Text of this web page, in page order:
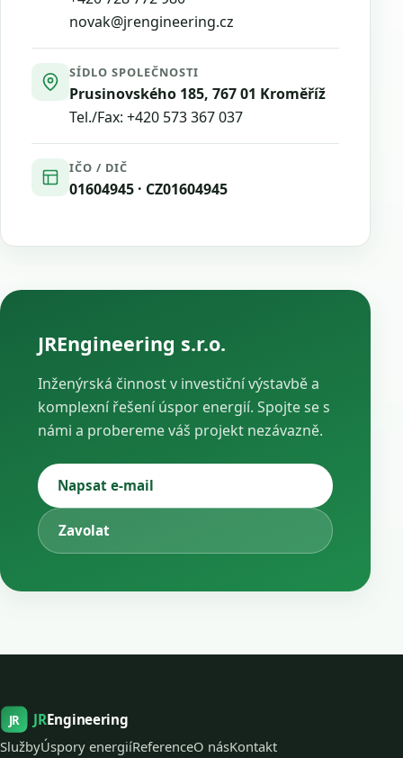
novak@jrengineering.cz
SÍDLO SPOLEČNOSTI
Prusinovského 185, 767 01 Kroměříž
Tel./Fax: +420 573 367 037
IČO / DIČ
01604945 · CZ01604945
JREngineering s.r.o.
Inženýrská činnost v investiční výstavbě a
komplexní řešení úspor energií. Spojte se s
námi a probereme váš projekt nezávazně.
Napsat e-mail
Zavolat
JR JREngineering
SlužbyÚspory energiíReferenceO násKontakt